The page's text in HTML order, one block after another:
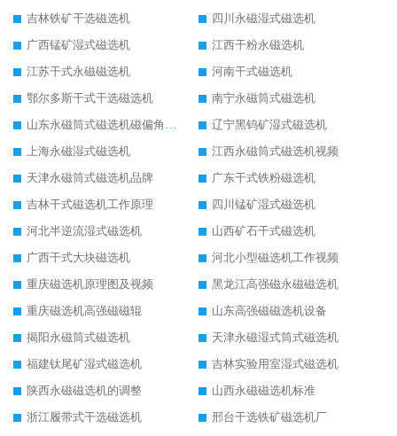
吉林铁矿干选磁选机
四川永磁湿式磁选机
广西锰矿湿式磁选机
江西干粉永磁选机
江苏干式永磁磁选机
河南干式磁选机
鄂尔多斯干式干选磁选机
南宁永磁筒式磁选机
山东永磁筒式磁选机磁偏角怎么调整
辽宁黑钨矿湿式磁选机
上海永磁湿式磁选机
江西永磁筒式磁选机视频
天津永磁筒式磁选机品牌
广东干式铁粉磁选机
吉林干式磁选机工作原理
四川锰矿湿式磁选机
河北半逆流湿式磁选机
山西矿石干式磁选机
广西干式大块磁选机
河北小型磁选机工作视频
重庆磁选机原理图及视频
黑龙江高强磁永磁磁选机
重庆磁选机高强磁磁辊
山东高强磁磁选机设备
揭阳永磁筒式磁选机
天津永磁湿式筒式磁选机
福建钛尾矿湿式磁选机
吉林实验用室湿式磁选机
陕西永磁磁选机的调整
山西永磁磁选机标准
浙江履带式干选磁选机
邢台干选铁矿磁选机厂